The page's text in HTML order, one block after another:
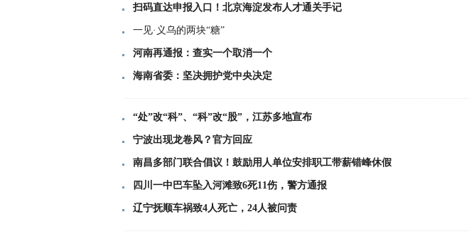
扫码直达申报入口！北京海淀发布人才通关手记
一见·义乌的两块“糖”
河南再通报：查实一个取消一个
海南省委：坚决拥护党中央决定
“处”改“科”、“科”改“股”，江苏多地宣布
宁波出现龙卷风？官方回应
南昌多部门联合倡议！鼓励用人单位安排职工带薪错峰休假
四川一中巴车坠入河滩致6死11伤，警方通报
辽宁抚顺车祸致4人死亡，24人被问责